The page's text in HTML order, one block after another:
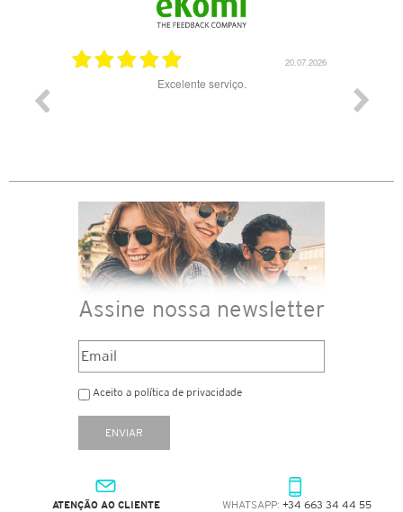
20.07.2026
Excelente serviço.
Assine nossa newsletter
Aceito a política de privacidade
ENVIAR
ATENÇÃO AO CLIENTE WHATSAPP: +34 663 34 44 55